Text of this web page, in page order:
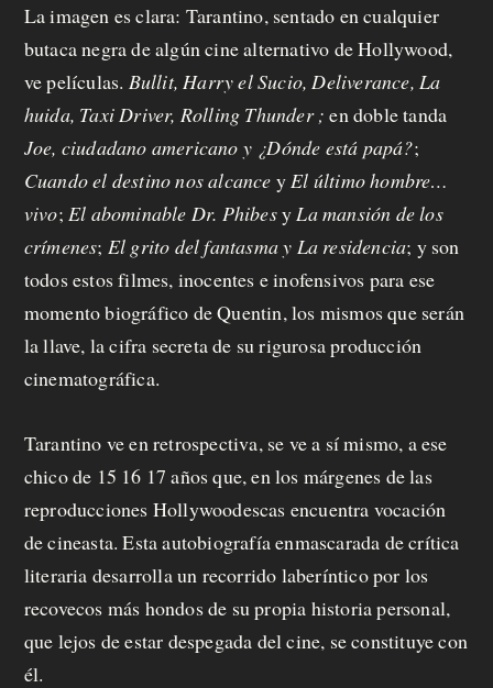
d
á
t
u
p
r
o
p
u
s
t
a
C
La imagen es clara: Tarantino, sentado en cualquier
butaca negra de algún cine alternativo de Hollywood,
ve películas. Bullit, Harry el Sucio, Deliverance, La
huida, Taxi Driver, Rolling Thunder;en doble tanda
Joe, ciudadano americano y ¿Dónde está papá?;
Cuando el destino nos alcance yEl último hombre…
vivo;El abominable Dr. PhibesyLa mansión de los
crímenes; El grito del fantasma y La residencia; y son
todos estos filmes, inocentes e inofensivos para ese
momento biográfico de Quentin, los mismos que serán
la llave, la cifra secreta de su rigurosa producción
cinematográfica.
Tarantino ve en retrospectiva, se ve a sí mismo, a ese
chico de 15 16 17 años que, en los márgenes de las
reproducciones Hollywoodescas encuentra vocación
de cineasta. Esta autobiografía enmascarada de crítica
literaria desarrolla un recorrido laberíntico por los
recovecos más hondos de su propia historia personal,
que lejos de estar despegada del cine, se constituye con
él.